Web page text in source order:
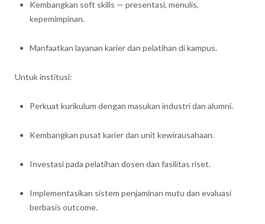
Kembangkan soft skills — presentasi, menulis,
kepemimpinan.
Manfaatkan layanan karier dan pelatihan di kampus.
Untuk institusi:
Perkuat kurikulum dengan masukan industri dan alumni.
Kembangkan pusat karier dan unit kewirausahaan.
Investasi pada pelatihan dosen dan fasilitas riset.
Implementasikan sistem penjaminan mutu dan evaluasi
berbasis outcome.